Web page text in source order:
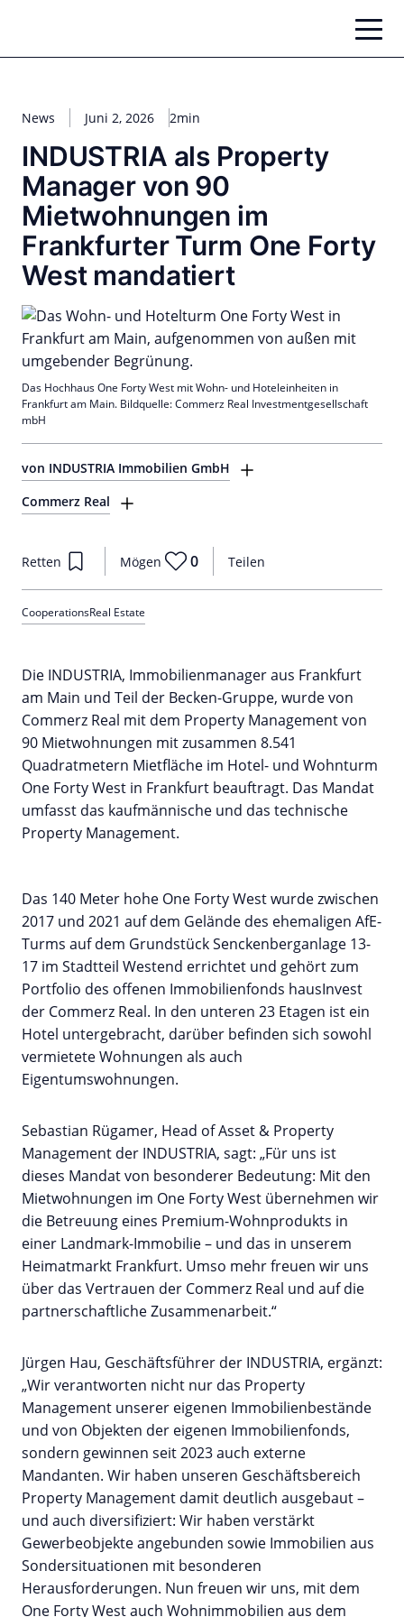
springen
News Juni 2, 2026 2min
INDUSTRIA als Property
Manager von 90
Mietwohnungen im
Frankfurter Turm One Forty
West mandatiert
von INDUSTRIA Immobilien GmbH
Commerz Real
Teilen
Retten Mögen 0
CooperationsReal Estate
Das Hochhaus One Forty West mit Wohn- und Hoteleinheiten in
Frankfurt am Main. Bildquelle: Commerz Real Investmentgesellschaft
mbH
Die INDUSTRIA, Immobilienmanager aus Frankfurt
am Main und Teil der Becken-Gruppe, wurde von
Commerz Real mit dem Property Management von
90 Mietwohnungen mit zusammen 8.541
Quadratmetern Mietfläche im Hotel- und Wohnturm
One Forty West in Frankfurt beauftragt. Das Mandat
umfasst das kaufmännische und das technische
Property Management.
Das 140 Meter hohe One Forty West wurde zwischen
2017 und 2021 auf dem Gelände des ehemaligen AfE-
Turms auf dem Grundstück Senckenberganlage 13-
17 im Stadtteil Westend errichtet und gehört zum
Portfolio des offenen Immobilienfonds hausInvest
der Commerz Real. In den unteren 23 Etagen ist ein
Hotel untergebracht, darüber befinden sich sowohl
vermietete Wohnungen als auch
Eigentumswohnungen.
Sebastian Rügamer, Head of Asset & Property
Management der INDUSTRIA, sagt: „Für uns ist
dieses Mandat von besonderer Bedeutung: Mit den
Mietwohnungen im One Forty West übernehmen wir
die Betreuung eines Premium-Wohnprodukts in
einer Landmark-Immobilie – und das in unserem
Heimatmarkt Frankfurt. Umso mehr freuen wir uns
über das Vertrauen der Commerz Real und auf die
partnerschaftliche Zusammenarbeit.“
Jürgen Hau, Geschäftsführer der INDUSTRIA, ergänzt:
„Wir verantworten nicht nur das Property
Management unserer eigenen Immobilienbestände
und von Objekten der eigenen Immobilienfonds,
sondern gewinnen seit 2023 auch externe
Mandanten. Wir haben unseren Geschäftsbereich
Property Management damit deutlich ausgebaut –
und auch diversifiziert: Wir haben verstärkt
Gewerbeobjekte angebunden sowie Immobilien aus
Sondersituationen mit besonderen
Herausforderungen. Nun freuen wir uns, mit dem
One Forty West auch Wohnimmobilien aus dem